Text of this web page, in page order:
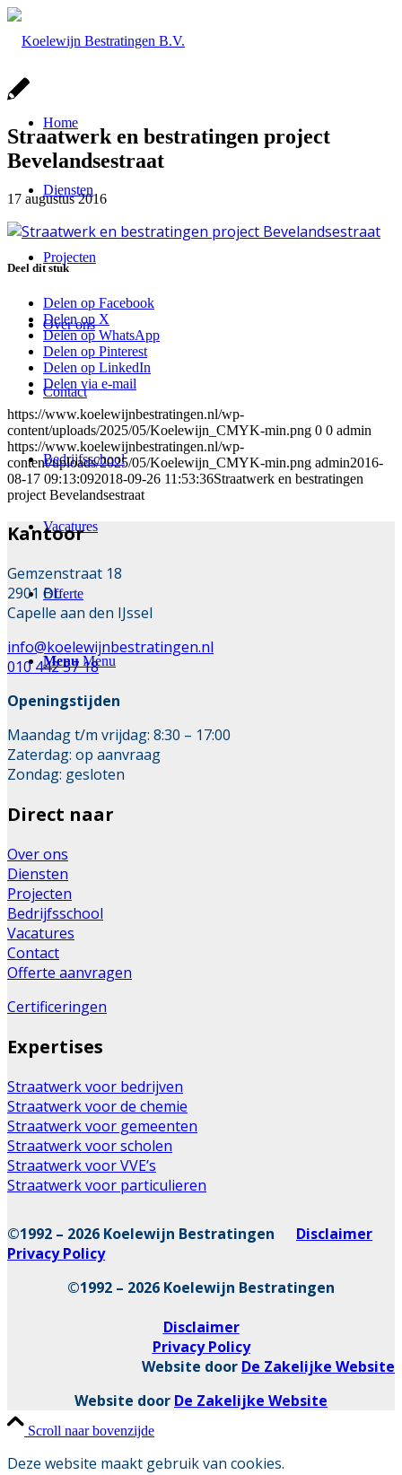
Home
Diensten
Projecten
Over ons
Contact
Bedrijfsschool
Vacatures
Offerte
Menu Menu
Straatwerk en bestratingen project
Bevelandsestraat
17 augustus 2016
Deel dit stuk
Delen op Facebook
Delen op X
Delen op WhatsApp
Delen op Pinterest
Delen op LinkedIn
Delen via e-mail
https://www.koelewijnbestratingen.nl/wp-
content/uploads/2025/05/Koelewijn_CMYK-min.png 0 0 admin
https://www.koelewijnbestratingen.nl/wp-
content/uploads/2025/05/Koelewijn_CMYK-min.png admin2016-
08-17 09:13:092018-09-26 11:53:36Straatwerk en bestratingen
project Bevelandsestraat
Kantoor
Gemzenstraat 18
2901 BL
Capelle aan den IJssel
info@koelewijnbestratingen.nl
010 442 57 18
Openingstijden
Maandag t/m vrijdag: 8:30 – 17:00
Zaterdag: op aanvraag
Zondag: gesloten
Direct naar
Over ons
Diensten
Projecten
Bedrijfsschool
Vacatures
Contact
Offerte aanvragen
Certificeringen
Expertises
Straatwerk voor bedrijven
Straatwerk voor de chemie
Straatwerk voor gemeenten
Straatwerk voor scholen
Straatwerk voor VVE’s
Straatwerk voor particulieren
©1992 – 2026 Koelewijn Bestratingen Disclaimer
Privacy Policy
©1992 – 2026 Koelewijn Bestratingen
Disclaimer
Privacy Policy
Website door De Zakelijke Website
Website door De Zakelijke Website
Scroll naar bovenzijde
Deze website maakt gebruik van cookies.